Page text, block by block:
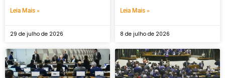
Leia Mais »
29 de julho de 2026
Leia Mais »
8 de julho de 2026